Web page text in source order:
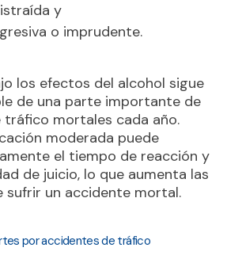
y
o imprudente.
los efectos del alcohol sigue
de una parte importante de
tráfico mortales cada año.
moderada puede
el tiempo de reacción y
de juicio, lo que aumenta las
sufrir un accidente mortal.
por accidentes de tráfico